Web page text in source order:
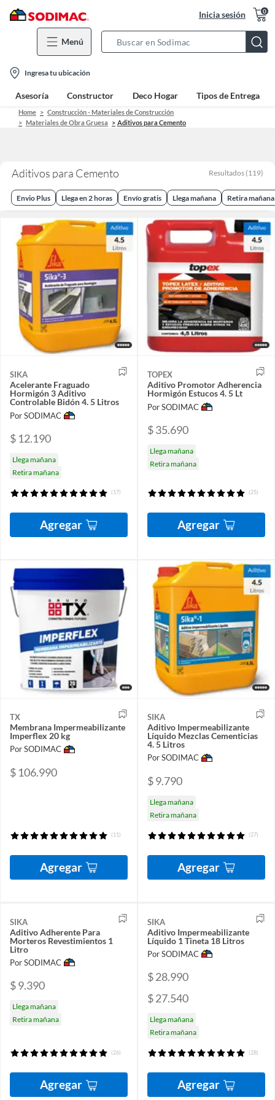
Inicia sesión 0
Menú
Bar
location-
icon
Ingresa tu ubicación
Asesoría Constructor Deco Hogar Tipos de Entrega
Home
Construcción - Materiales de Construcción
Materiales de Obra Gruesa
Aditivos para Cemento
Aditivos para Cemento Resultados (119)
Envio Plus Llega en 2 horas Envío gratis Llega mañana Retira mañana
SIKA
Acelerante Fraguado
Hormigón 3 Aditivo
Controlable Bidón 4. 5 Litros
Por SODIMAC
$ 12.190
Llega mañana
Retira mañana
(17)
Agregar
TOPEX
Aditivo Promotor Adherencia
Hormigón Estucos 4. 5 Lt
Por SODIMAC
$ 35.690
Llega mañana
Retira mañana
(25)
Agregar
TX
Membrana Impermeabilizante
Imperflex 20 kg
Por SODIMAC
$ 106.990
(11)
Agregar
SIKA
Aditivo Impermeabilizante
Líquido Mezclas Cementicias
4. 5 Litros
Por SODIMAC
$ 9.790
Llega mañana
Retira mañana
(27)
Agregar
SIKA
Aditivo Adherente Para
Morteros Revestimientos 1
Litro
Por SODIMAC
$ 9.390
Llega mañana
Retira mañana
(26)
Agregar
SIKA
Aditivo Impermeabilizante
Líquido 1 Tineta 18 Litros
Por SODIMAC
$ 28.990
$ 27.540
Llega mañana
Retira mañana
(28)
Agregar